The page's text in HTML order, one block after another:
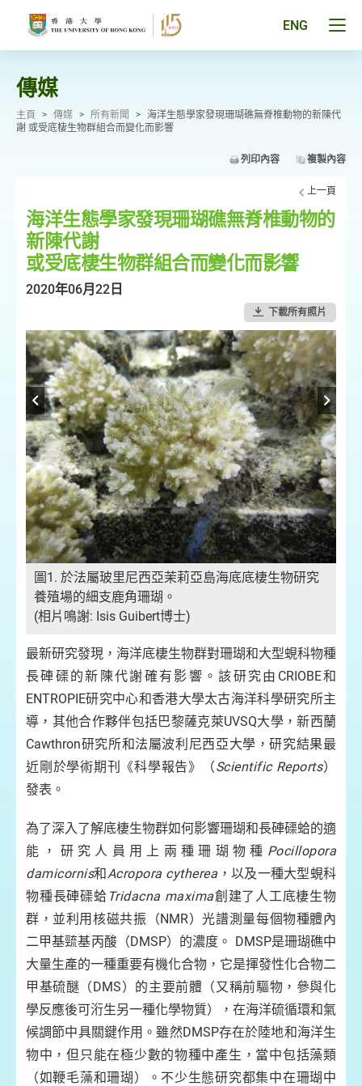
ENG
傳媒
主頁 > 傳媒 > 所有新聞 > 海洋生態學家發現珊瑚礁無脊椎動物的新陳代
謝 或受底棲生物群組合而變化而影響
列印內容 複製內容
上一頁
海洋生態學家發現珊瑚礁無脊椎動物的
新陳代謝
或受底棲生物群組合而變化而影響
2020年06月22日
下載所有照片
圖1. 於法屬玻里尼西亞茉莉亞島海底底棲生物研究
養殖場的細支鹿角珊瑚。
(相片鳴謝: Isis Guibert博士)
最新研究發現，海洋底棲生物群對珊瑚和大型蜆科物種
長硨磲的新陳代謝確有影響。該研究由CRIOBE和
ENTROPIE研究中心和香港大學太古海洋科學研究所主
導，其他合作夥伴包括巴黎薩克萊UVSQ大學，新西蘭
Cawthron研究所和法屬波利尼西亞大學，研究結果最
近剛於學術期刊《科學報告》（Scientific Reports）
發表。
為了深入了解底棲生物群如何影響珊瑚和長硨磲蛤的適
能，研究人員用上兩種珊瑚物種 Pocillopora
damicornis和Acropora cytherea ，以及一種大型蜆科
物種長硨磲蛤 Tridacna maxima創建了人工底棲生物
群，並利用核磁共振（NMR）光譜測量每個物種體內
二甲基巰基丙酸（DMSP）的濃度。 DMSP是珊瑚礁中
大量生產的一種重要有機化合物，它是揮發性化合物二
甲基硫醚（DMS）的主要前體（又稱前驅物，參與化
學反應後可洐生另一種化學物質），在海洋硫循環和氣
候調節中具關鍵作用。雖然DMSP存在於陸地和海洋生
物中，但只能在極少數的物種中產生，當中包括藻類
（如鞭毛藻和珊瑚）。不少生態研究都集中在珊瑚中